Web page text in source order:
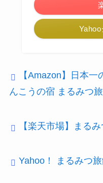
【Amazon】日本
んこうの宿 まるみつ
【楽天市場】まる
Yahoo！ まるみつ